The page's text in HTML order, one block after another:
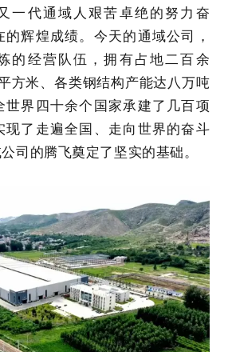
一代通域人艰苦卓绝的努力奋
辉煌成绩。 今天的通域公司，
的经营队伍，拥有占地二百余
方米、各类钢结构产能达八万吨
世界四十余个国家承建了几百项
现了走遍全国、走向世界的奋斗
司的腾飞奠定了坚实的基础。